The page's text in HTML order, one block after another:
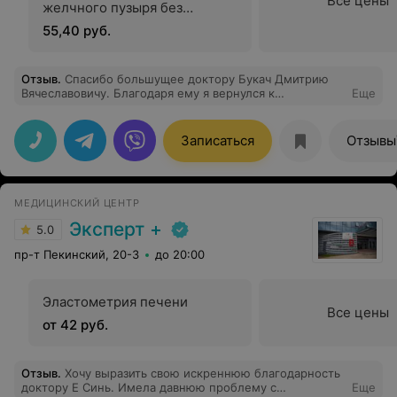
желчного пузыря без
определения сократительной
функции с лимфатическими
сканированием сосудов
55,40 руб.
Отзыв. Спасибо большущее доктору Букач Дмитрию
Вячеславовичу. Благодаря ему я вернулся к
позитивный интересный подход у врача к пациенту, что
идешь на операционный стол без всякой тревоги,
страха. Оперировался в медицинском центре IMRED,
все на достаточно высоком уровне. Спасибо еще раз
доктору Букач, и бригаде врачей, ему помогавшей в
все на высшем уровне, начиная от колл-центра, и
заканчивая медицинским персоналом. Оценка 5+ по
пятибальной шкале. Пишу отзывы очень редко, но это
врач от Бога, который не нуждается в рекламе!!
Еще
Записаться Отзывы
МЕДИЦИНСКИЙ ЦЕНТР
5.0 Эксперт +
пр-т Пекинский, 20-3 до 20:00
Эластометрия печени
от 42 руб.
Все цены
Отзыв. Хочу выразить свою искреннюю благодарность
доктору Е Синь. Имела давнюю проблему с
Еще